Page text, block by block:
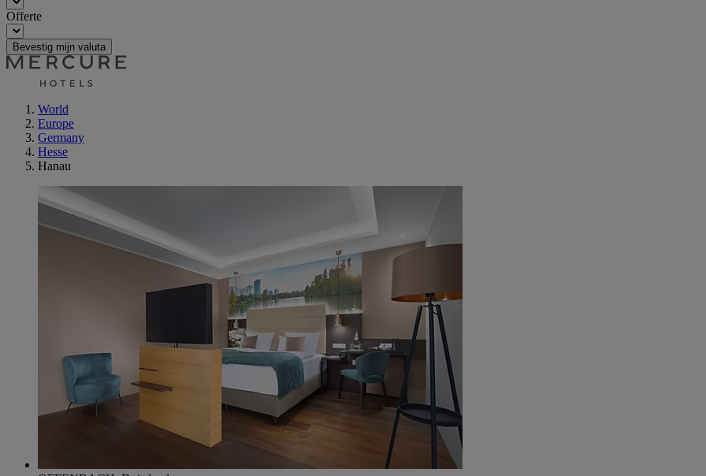
Offerte
Bevestig mijn valuta
World
Europe
Germany
Hesse
Hanau